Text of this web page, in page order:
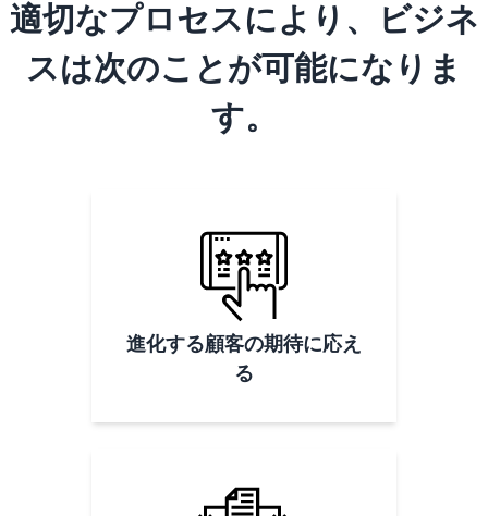
適切なプロセスにより、ビジネ
スは次のことが可能になりま
す。
進化する顧客の期待に応え
る